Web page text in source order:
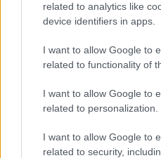
related to analytics like
device identifiers in apps.
I want to allow Google to
related to functionality of
I want to allow Google to
related to personalization.
I want to allow Google to
related to security,
Az olasz sajtó nem
Alberto Ascari örökségét
honfitársát. Egy lap
hasonlította Antonellit,
lecsukásával teljesen
„Ne tévesszen meg az a